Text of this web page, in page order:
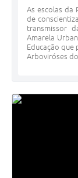
As escolas da
de
transmissor
Amarela
Educação que
Arboviróses